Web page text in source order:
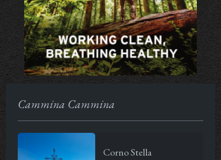
Cammina Cammina
Corno Stella